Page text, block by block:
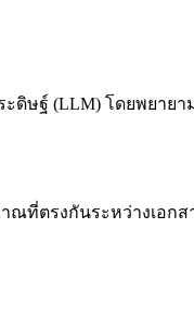
ดิษฐ์ (LLM) โดยพยา
ที่ตรงกันระหว่างเอกส